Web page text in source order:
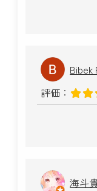
Bibek
評価：
海斗